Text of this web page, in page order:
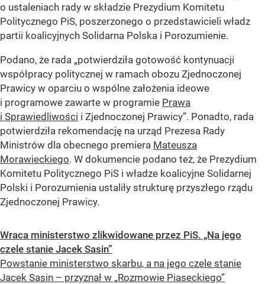
o ustaleniach rady w składzie Prezydium Komitetu
Politycznego PiS, poszerzonego o przedstawicieli władz
partii koalicyjnych Solidarna Polska i Porozumienie.
Podano, że rada „potwierdziła gotowość kontynuacji
współpracy politycznej w ramach obozu Zjednoczonej
Prawicy w oparciu o wspólne założenia ideowe
i programowe zawarte w programie Prawa
i Sprawiedliwości i Zjednoczonej Prawicy”. Ponadto, rada
potwierdziła rekomendację na urząd Prezesa Rady
Ministrów dla obecnego premiera Mateusza
Morawieckiego. W dokumencie podano też, że Prezydium
Komitetu Politycznego PiS i władze koalicyjne Solidarnej
Polski i Porozumienia ustaliły strukturę przyszłego rządu
Zjednoczonej Prawicy.
Wraca ministerstwo zlikwidowane przez PiS. „Na jego
czele stanie Jacek Sasin”
Powstanie ministerstwo skarbu, a na jego czele stanie
Jacek Sasin – przyznał w „Rozmowie Piaseckiego”